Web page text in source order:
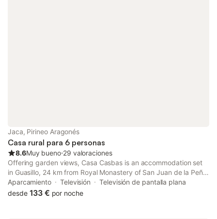
Jaca, Pirineo Aragonés
Casa rural para 6 personas
8.6Muy bueno⋅29 valoraciones
Offering garden views, Casa Casbas is an accommodation set
in Guasillo, 24 km from Royal Monastery of San Juan de la Peña
and 27 km from Canfranc Train Station.
Aparcamiento Televisión
Televisión de pantalla plana
desde 133 € por noche